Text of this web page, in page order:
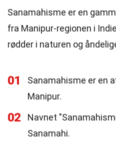
Sanamahisme er en
fra Manipur-regionen i
rødder i naturen og
01
Sanamahisme er en
Manipur.
02
Navnet
Sanamahi.